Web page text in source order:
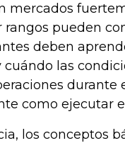
mercados
rangos pueden
deben
cuándo las
durante
como ejecutar
los conceptos